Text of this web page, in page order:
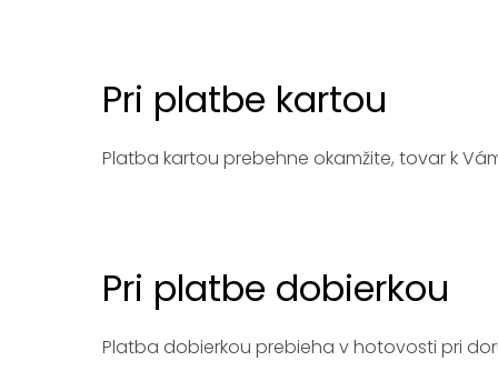
Pri platbe kartou
Platba kartou prebehne okamžite, tovar k
Pri platbe dobierkou
Platba dobierkou prebieha v hotovosti pri